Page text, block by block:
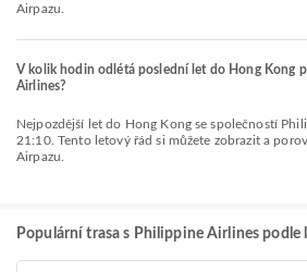
Airpazu.
V kolik hodin odlétá poslední let do Hong Kong
Airlines?
Nejpozdější let do Hong Kong se společností Philippine Airlines odlétá v
21:10. Tento letový řád si můžete zobrazit a
Airpazu.
Populární trasa s Philippine Airlines podle